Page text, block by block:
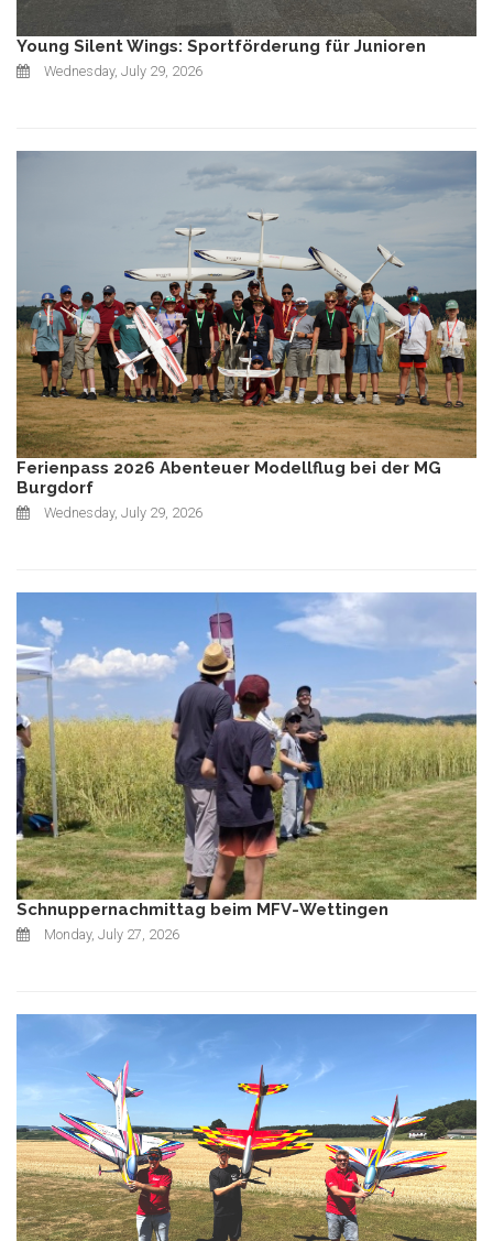
Young Silent Wings: Sportförderung für Junioren
Wednesday, July 29, 2026
Ferienpass 2026 Abenteuer Modellflug bei der MG
Burgdorf
Wednesday, July 29, 2026
Schnuppernachmittag beim MFV-Wettingen
Monday, July 27, 2026